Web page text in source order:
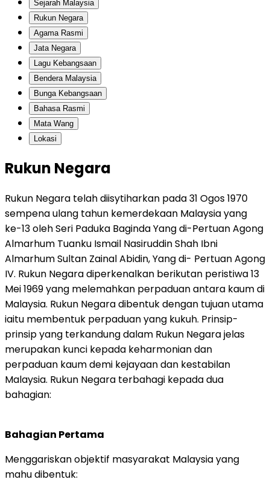
Sejarah Malaysia
Rukun Negara
Agama Rasmi
Jata Negara
Lagu Kebangsaan
Bendera Malaysia
Bunga Kebangsaan
Bahasa Rasmi
Mata Wang
Lokasi
Rukun Negara
Rukun Negara telah diisytiharkan pada 31 Ogos 1970
sempena ulang tahun kemerdekaan Malaysia yang
ke-13 oleh Seri Paduka Baginda Yang di-Pertuan Agong
Almarhum Tuanku Ismail Nasiruddin Shah Ibni
Almarhum Sultan Zainal Abidin, Yang di- Pertuan Agong
IV. Rukun Negara diperkenalkan berikutan peristiwa 13
Mei 1969 yang melemahkan perpaduan antara kaum di
Malaysia. Rukun Negara dibentuk dengan tujuan utama
iaitu membentuk perpaduan yang kukuh. Prinsip-
prinsip yang terkandung dalam Rukun Negara jelas
merupakan kunci kepada keharmonian dan
perpaduan kaum demi kejayaan dan kestabilan
Malaysia. Rukun Negara terbahagi kepada dua
bahagian:
Bahagian Pertama
Menggariskan objektif masyarakat Malaysia yang
mahu dibentuk: